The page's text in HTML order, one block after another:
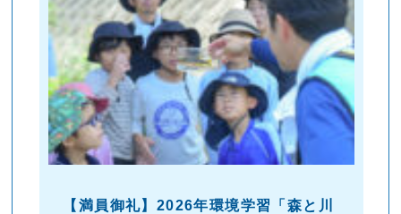
【満員御礼】2026年環境学習「森と川